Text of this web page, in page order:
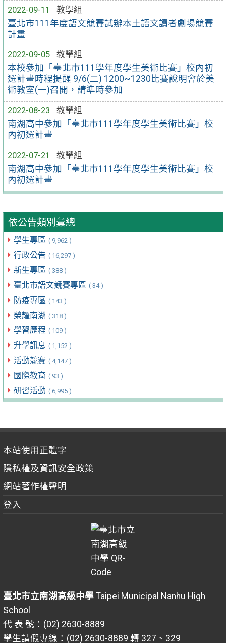
2022-09-11
教學組
臺北市111年度語文競賽試辦本土語文讀者劇場競賽
計畫
2022-09-05
教學組
本校參加「臺北市111學年度學生美術比賽」校內初
選計畫時程提醒 9/6(二) 1200~1230比賽說明會於美
術教室(一)召開，請準時參加
2022-08-23
教學組
南湖高中參加「臺北市111學年度學生美術比賽」校
內初選計畫
2022-07-21
教學組
南湖高中參加「臺北市111學年度學生美術比賽」校
內初選計畫
依公告類別彙總
學生專區 ( 9,962 )
行政公告 ( 16,297 )
新生專區 ( 388 )
臺北市語文競賽專區 ( 34 )
防疫專區 ( 143 )
榮耀南湖 ( 318 )
學習歷程 ( 109 )
升學訊息 ( 1,152 )
活動競賽 ( 4,147 )
國際教育 ( 93 )
研習活動 ( 6,995 )
本站使用正體字
隱私權及資訊安全政策
網站著作權聲明
登入
臺北市立南湖高級中學Taipei Municipal Nanhu High
School
代 表 號：(02) 2630-8889
學生請假專線：(02) 2630-8889 轉 327、329